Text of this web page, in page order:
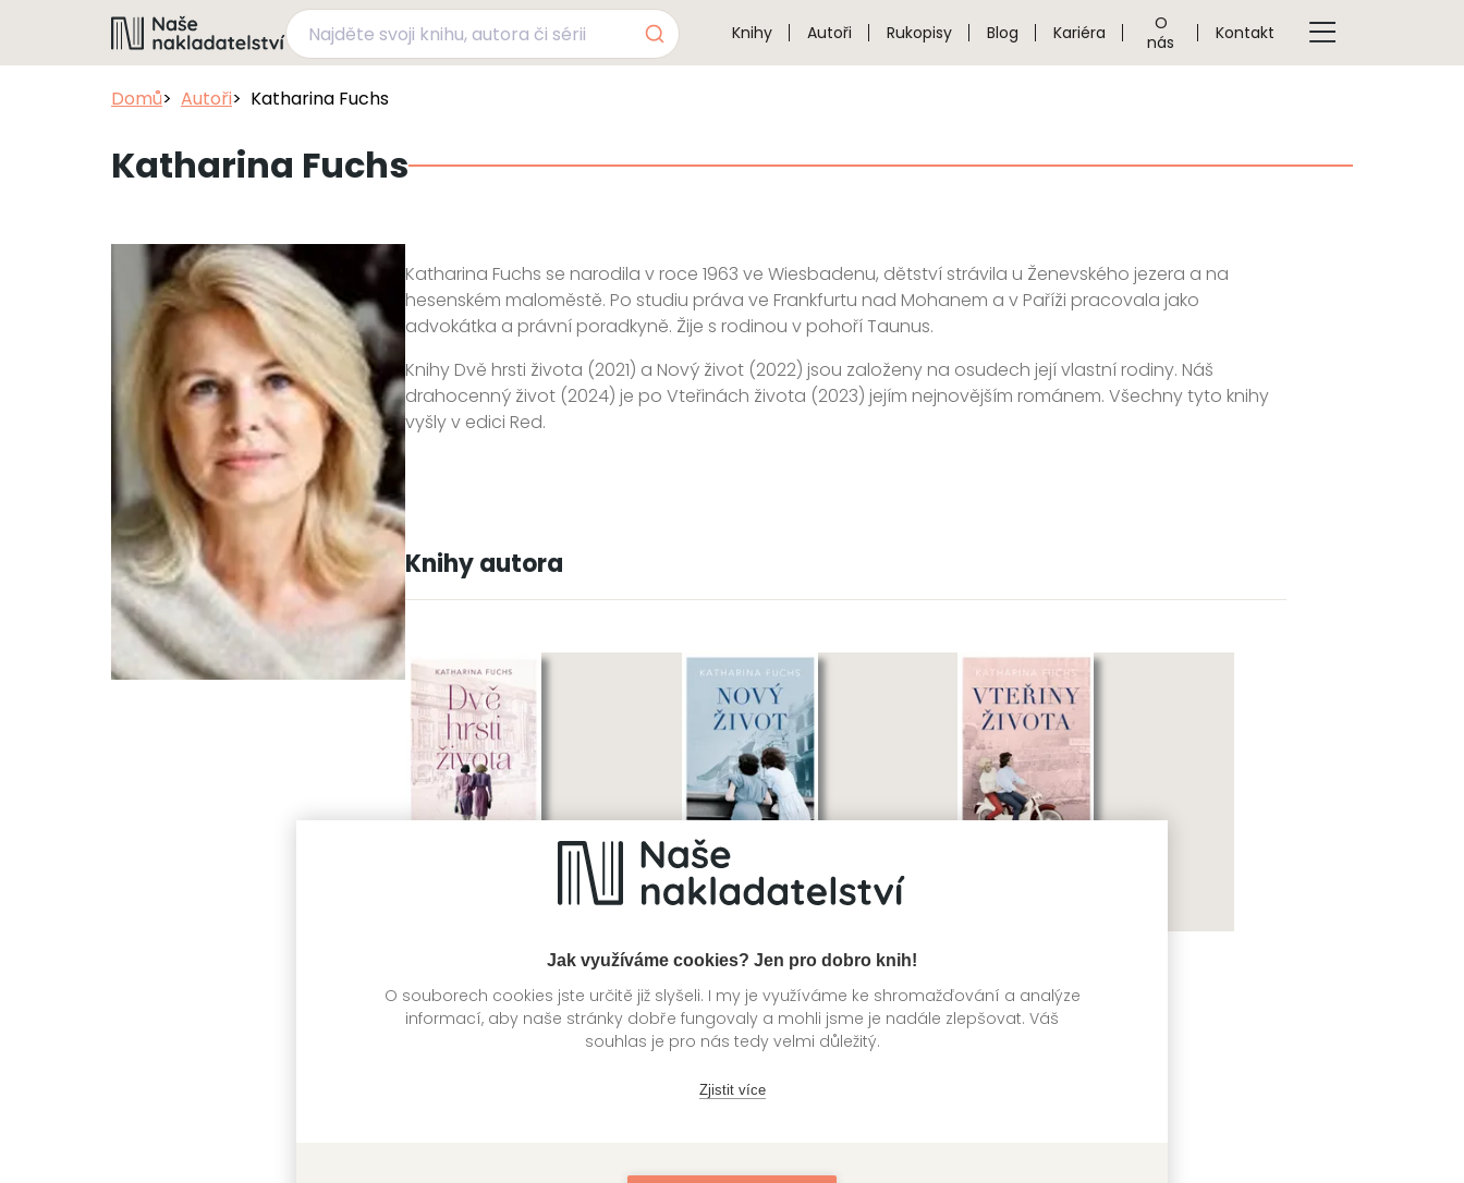
Jak využíváme cookies? Jen pro dobro knih!
O souborech cookies jste určitě již slyšeli. I my je využíváme ke shromažďování a analýze
informací, aby naše stránky dobře fungovaly a mohli jsme je nadále zlepšovat. Váš
souhlas je pro nás tedy velmi důležitý.
Zjistit více
Knihy Autoři Rukopisy Blog Kariéra
O
nás
Kontakt
Domů Autoři Katharina Fuchs
Katharina Fuchs
Katharina Fuchs se narodila v roce 1963 ve Wiesbadenu, dětství strávila u Ženevského jezera a na
hesenském maloměstě. Po studiu práva ve Frankfurtu nad Mohanem a v Paříži pracovala jako
advokátka a právní poradkyně. Žije s rodinou v pohoří Taunus.
Knihy Dvě hrsti života (2021) a Nový život (2022) jsou založeny na osudech její vlastní rodiny. Náš
drahocenný život (2024) je po Vteřinách života (2023) jejím nejnovějším románem. Všechny tyto knihy
vyšly v edici Red.
Knihy autora
Dvě hrsti života
Katharina Fuchs
Nový život
Katharina Fuchs Katharina Fuchs